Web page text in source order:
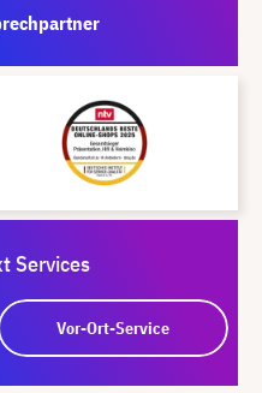
Services
Vor-Ort-Service